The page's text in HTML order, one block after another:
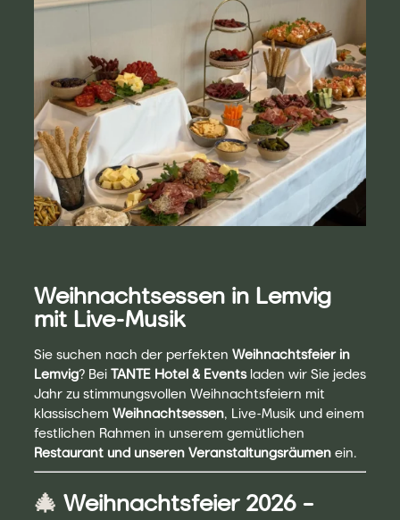
Weihnachtsessen in Lemvig
mit Live-Musik
Sie suchen nach der perfekten Weihnachtsfeier in
Lemvig? Bei TANTE Hotel & Eventsladen wir Sie jedes
Jahr zu stimmungsvollen Weihnachtsfeiern mit
klassischem Weihnachtsessen, Live-Musik und einem
festlichen Rahmen in unserem gemütlichen
Restaurant und unseren Veranstaltungsräumen ein.
🎄 Weihnachtsfeier 2026 –